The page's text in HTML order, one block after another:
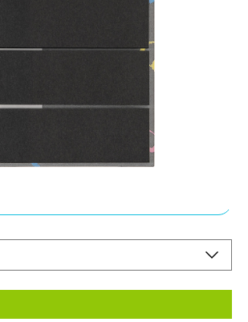
トに貼ったときにも目立つ黒い付箋。
サイズでたっぷり90枚。
ピュアライン LMK-P)と相性が良く、きれ